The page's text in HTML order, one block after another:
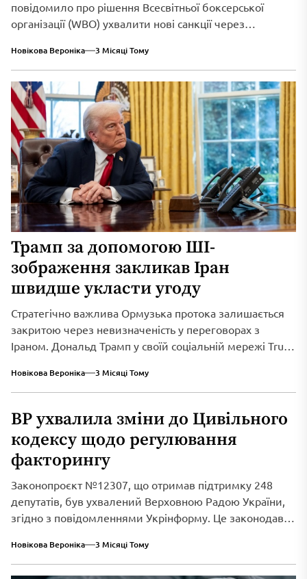
повідомило про рішення Всесвітньої боксерської
організації (WBO) ухвалити нові санкції через
Новікова Вероніка 3 Місяці Тому
Трамп за допомогою ШІ-
зображення закликав Іран
швидше укласти угоду
Стратегічно важлива Ормузька протока залишається
закритою через невизначеність у переговорах з
Іраном. Дональд Трамп у своїй соціальній мережі Truth
Новікова Вероніка 3 Місяці Тому
ВР ухвалила зміни до Цивільного
кодексу щодо регулювання
факторингу
Законопроєкт №12307, що отримав підтримку 248
депутатів, був ухвалений Верховною Радою України,
згідно з повідомленнями Укрінформу. Це законодавче
Новікова Вероніка 3 Місяці Тому